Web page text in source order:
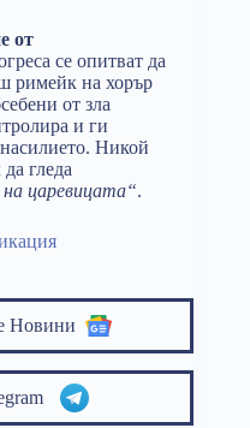
от
се опитват да
римейк на хорър
от зла
и ги
Никой
гледа
на царевицата“.
Новини